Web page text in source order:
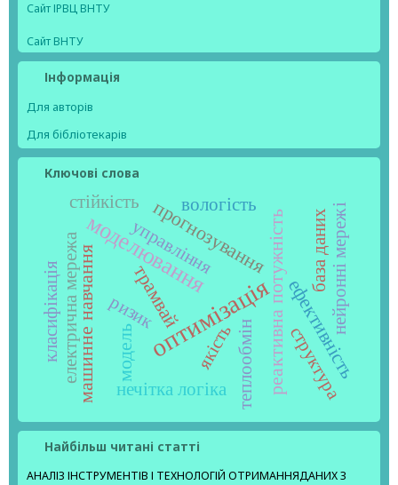
Сайт ІРВЦ ВНТУ
Сайт ВНТУ
Інформація
Для авторів
Для бібліотекарів
Ключові слова
оптимізація
моделювання реактивна потужністьефективність
машинне навчання модель
прогнозування
трамвай
вологість
ризик
управління
теплообмін структура
стійкість
якість
електрична мережа
нечітка логіка
класифікація нейронні мережі
база даних
Найбільш читані статті
АНАЛІЗ ІНСТРУМЕНТІВ І ТЕХНОЛОГІЙ ОТРИМАННЯДАНИХ З